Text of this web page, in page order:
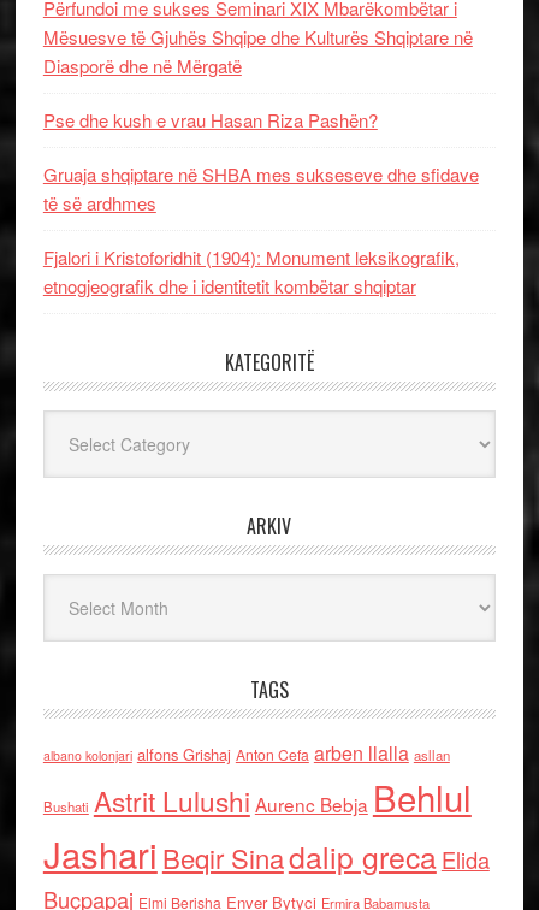
Përfundoi me sukses Seminari XIX Mbarëkombëtar i
Mësuesve të Gjuhës Shqipe dhe Kulturës Shqiptare në
Diasporë dhe në Mërgatë
Pse dhe kush e vrau Hasan Riza Pashën?
Gruaja shqiptare në SHBA mes sukseseve dhe sfidave
të së ardhmes
Fjalori i Kristoforidhit (1904): Monument leksikografik,
etnogjeografik dhe i identitetit kombëtar shqiptar
KATEGORITË
ARKIV
TAGS
albano kolonjari alfons Grishaj Anton Cefa arben llalla asllan
Bushati Astrit Lulushi Aurenc Bebja Behlul
Jashari Beqir Sinadalip grecaElida
Buçpapaj Elmi Berisha Enver Bytyci Ermira Babamusta